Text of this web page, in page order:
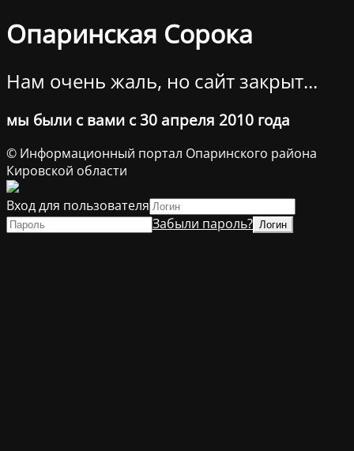
Опаринская Сорока
Нам очень жаль, но сайт закрыт...
мы были с вами с 30 апреля 2010 года
© Информационный портал Опаринского района
Кировской области
Вход для пользователя
Забыли пароль?